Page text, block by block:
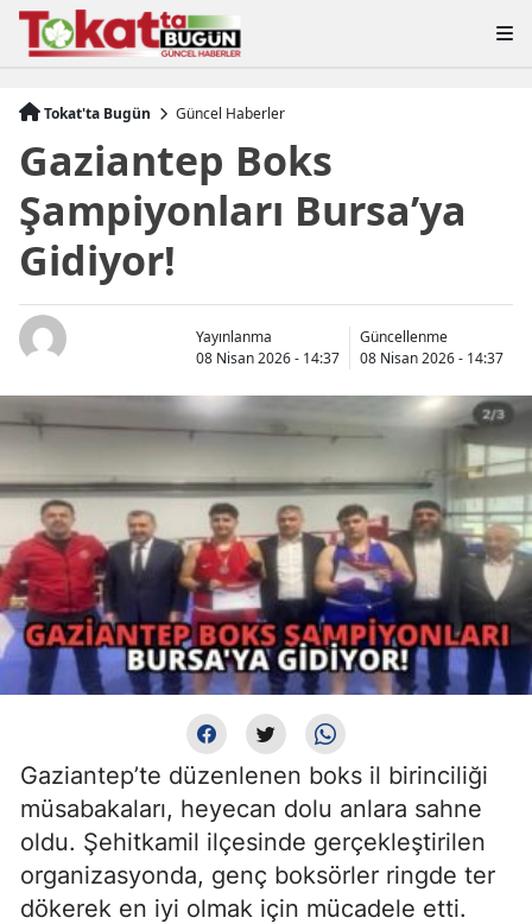
Tokat'ta Bugün Güncel Haberler
Gaziantep Boks
Şampiyonları Bursa’ya
Gidiyor!
Yayınlanma
08 Nisan 2026 - 14:37
Güncellenme
08 Nisan 2026 - 14:37
Gaziantep’te düzenlenen boks il birinciliği
müsabakaları, heyecan dolu anlara sahne
oldu. Şehitkamil ilçesinde gerçekleştirilen
organizasyonda, genç boksörler ringde ter
dökerek en iyi olmak için mücadele etti.